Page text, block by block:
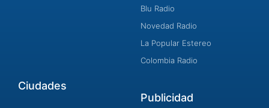
Blu Radio
Novedad Radio
La Popular Estereo
Colombia Radio
Ciudades
Publicidad